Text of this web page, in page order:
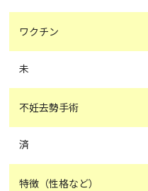
ワクチン
未
不妊去勢手術
済
特徴（性格など）